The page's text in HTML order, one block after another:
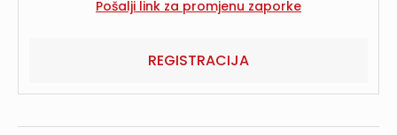
REGISTRACIJA